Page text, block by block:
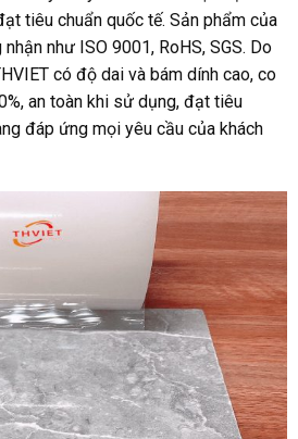
tiêu chuẩn quốc tế. Sản phẩm của
như ISO 9001, RoHS, SGS. Do
có độ dai và bám dính cao, co
an toàn khi sử dụng, đạt tiêu
đáp ứng mọi yêu cầu của khách